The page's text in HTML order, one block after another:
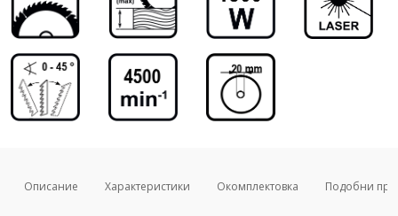
Описание Характеристики Окомплектовка Подобни